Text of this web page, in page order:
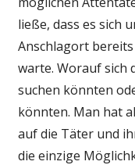
ließe, dass es sich
Anschlagort
warte. Worauf sich
suchen könnten
könnten. Man hat
auf die Täter und
die einzige